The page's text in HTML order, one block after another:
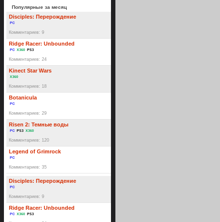
Популярные за месяц
Disciples: Перерождение
PC
Комментариев: 9
Ridge Racer: Unbounded
PC X360 PS3
Комментариев: 24
Kinect Star Wars
X360
Комментариев: 18
Botanicula
PC
Комментариев: 29
Risen 2: Темные воды
PC PS3 X360
Комментариев: 120
Legend of Grimrock
PC
Комментариев: 35
Disciples: Перерождение
PC
Комментариев: 9
Ridge Racer: Unbounded
PC X360 PS3